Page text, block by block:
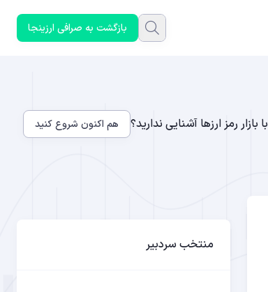
بازگشت به صرافی ارزینجا
با بازار رمز ارزها آشنایی ندارید؟ هم اکنون شروع کنید
منتخب سردبیر